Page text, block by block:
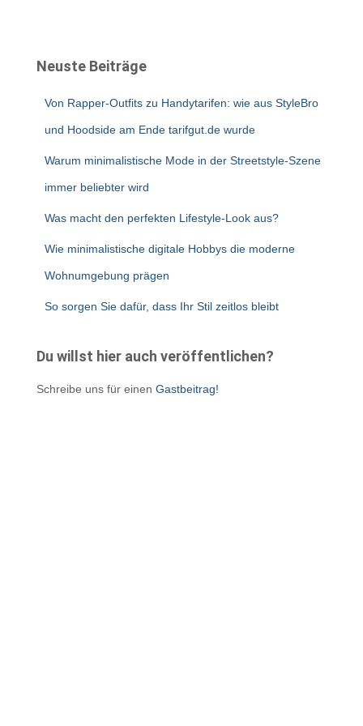
Neuste Beiträge
Von Rapper-Outfits zu Handytarifen: wie aus StyleBro
und Hoodside am Ende tarifgut.de wurde
Warum minimalistische Mode in der Streetstyle-Szene
immer beliebter wird
Was macht den perfekten Lifestyle-Look aus?
Wie minimalistische digitale Hobbys die moderne
Wohnumgebung prägen
So sorgen Sie dafür, dass Ihr Stil zeitlos bleibt
Du willst hier auch veröffentlichen?
Schreibe uns für einen Gastbeitrag!